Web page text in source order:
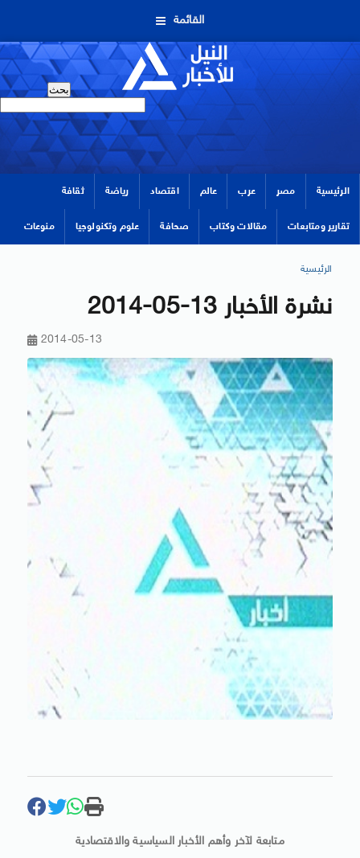
القائمة
الرئيسية مصر عرب عالم اقتصاد رياضة ثقافة
تقارير ومتابعات مقالات وكتاب صحافة علوم وتكنولوجيا منوعات
الرئيسية
نشرة الأخبار 13-05-2014
2014-05-13
متابعة لآخر وأهم الأخبار السياسية والاقتصادية